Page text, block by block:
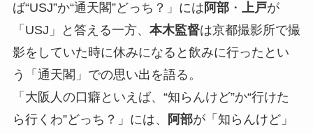
ば“USJ”か“通天閣”どっち？」には 阿部・ 上戸が
「USJ」と答える一方、 本木監督は京都撮影所で撮
影をしていた時に休みになると飲みに行ったとい
う「通天閣」での思い出を語る。
「大阪人の口癖といえば、“知らんけど”か“行けた
ら行くわ”どっち？」には、
阿部が「知らんけど」